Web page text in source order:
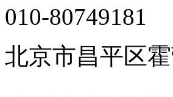
010-80749181
北京市昌平区